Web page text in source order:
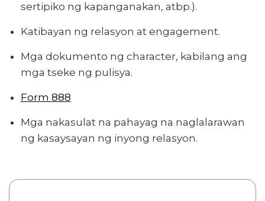
sertipiko ng kapanganakan, atbp.).
Katibayan ng relasyon at engagement.
Mga dokumento ng character, kabilang ang
mga tseke ng pulisya.
Form 888
Mga nakasulat na pahayag na naglalarawan
ng kasaysayan ng inyong relasyon.